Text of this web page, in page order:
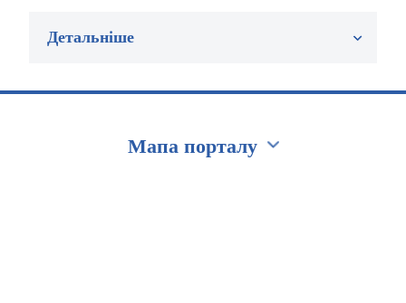
Детальніше
Мапа порталу